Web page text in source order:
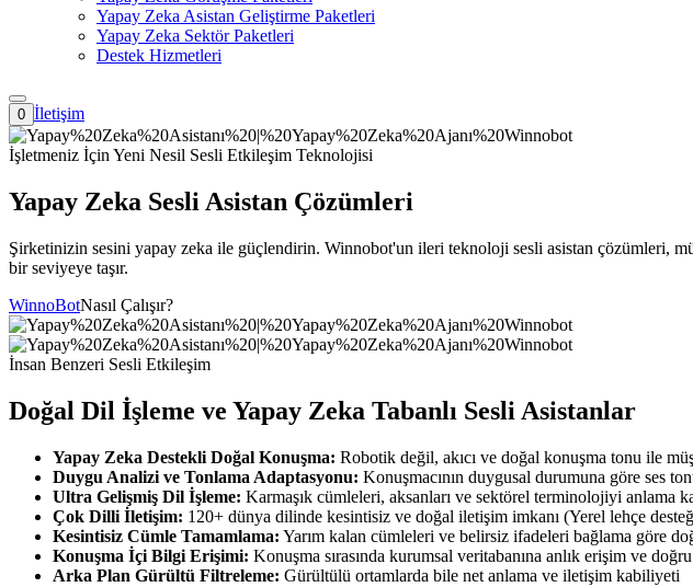
Yapay Zeka Asistan Geliştirme Paketleri
Yapay Zeka Sektör Paketleri
Destek Hizmetleri
0 İletişim
İşletmeniz İçin Yeni Nesil Sesli Etkileşim Teknolojisi
Yapay Zeka Sesli Asistan Çözümleri
Şirketinizin sesini yapay zeka ile güçlendirin. Winnobot'un ileri teknoloji sesli asistan çözümleri,
bir seviyeye taşır.
WinnoBotNasıl Çalışır?
İnsan Benzeri Sesli Etkileşim
Doğal Dil İşleme ve Yapay Zeka Tabanlı Sesli Asistanlar
Yapay Zeka Destekli Doğal Konuşma: Robotik değil, akıcı ve doğal konuşma tonu ile
Duygu Analizi ve Tonlama Adaptasyonu: Konuşmacının duygusal durumuna göre ses
Ultra Gelişmiş Dil İşleme: Karmaşık cümleleri, aksanları ve sektörel terminolojiyi anlama
Çok Dilli İletişim: 120+ dünya dilinde kesintisiz ve doğal iletişim imkanı (Yerel lehçe
Kesintisiz Cümle Tamamlama: Yarım kalan cümleleri ve belirsiz ifadeleri bağlama göre
Konuşma İçi Bilgi Erişimi: Konuşma sırasında kurumsal veritabanına anlık erişim ve
Arka Plan Gürültü Filtreleme: Gürültülü ortamlarda bile net anlama ve iletişim kabiliyeti